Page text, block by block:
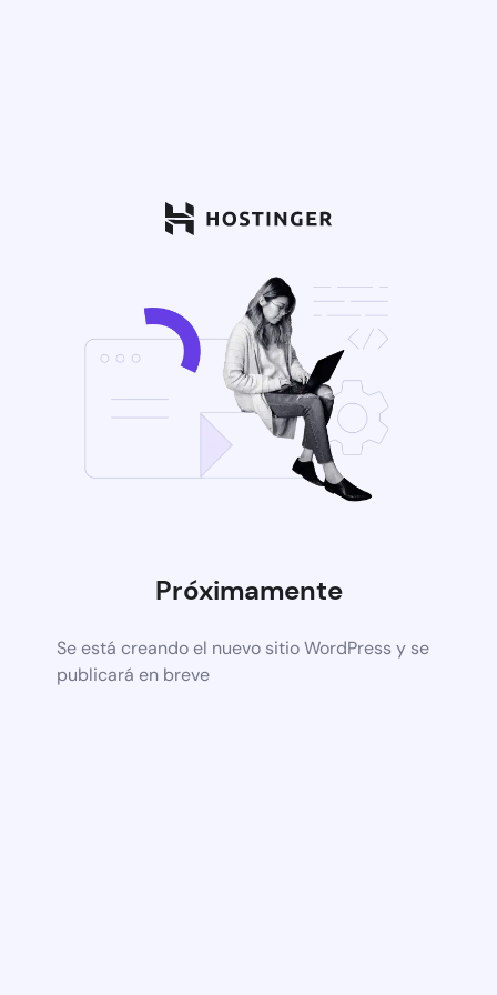
Próximamente
Se está creando el nuevo sitio WordPress y se
publicará en breve